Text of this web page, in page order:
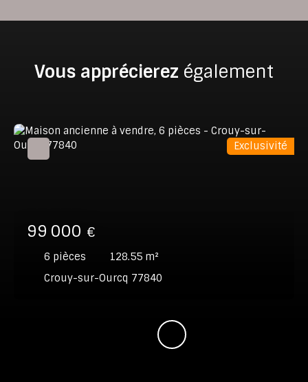
Vous apprécierez également
99 000 €
6 pièces 128.55 m²
Crouy-sur-Ourcq 77840
Exclusivité